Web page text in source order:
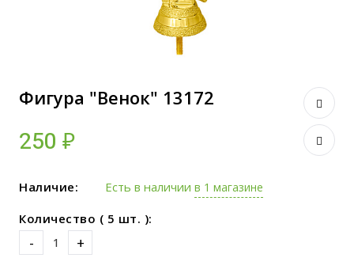
Фигура "Венок" 13172
250 ₽
Наличие: Есть в наличии в 1 магазине
Количество ( 5 шт. ):
- +